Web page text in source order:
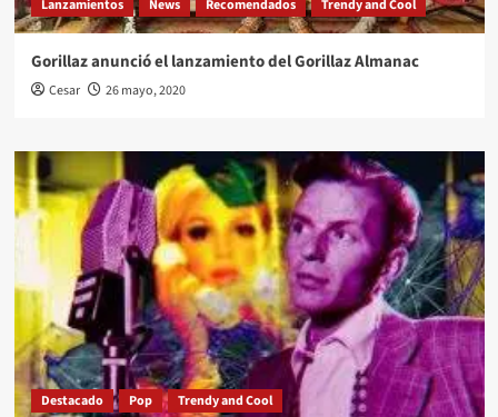
Lanzamientos News Recomendados Trendy and Cool
Gorillaz anunció el lanzamiento del Gorillaz Almanac
Cesar 26 mayo, 2020
Destacado Pop Trendy and Cool